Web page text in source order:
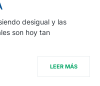
desigual y las
son hoy tan
LEER MÁS